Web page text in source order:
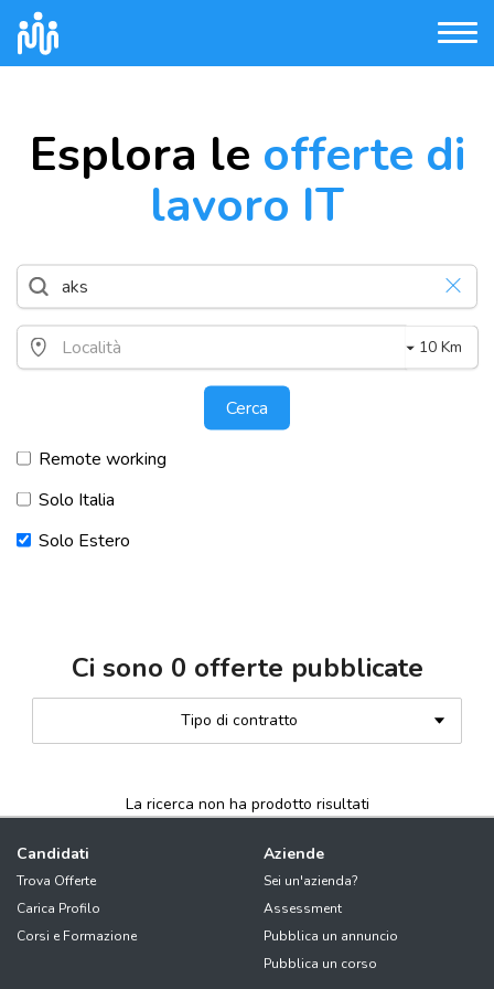
Esplora le offerte di
lavoro IT
10 Km
Cerca
Remote working
Solo Italia
Solo Estero
Ci sono 0 offerte pubblicate
Tipo di contratto
La ricerca non ha prodotto risultati
Candidati
Trova Offerte
Carica Profilo
Corsi e Formazione
Aziende
Sei un'azienda?
Assessment
Pubblica un annuncio
Pubblica un corso